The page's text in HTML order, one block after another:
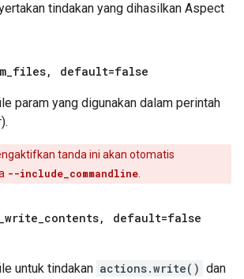
tindakan yang dihasilkan Aspect
_files, default=false
param yang digunakan dalam perintah
tanda ini akan otomatis
--include_commandline
_write_contents, default=false
untuk tindakan actions.write() dan